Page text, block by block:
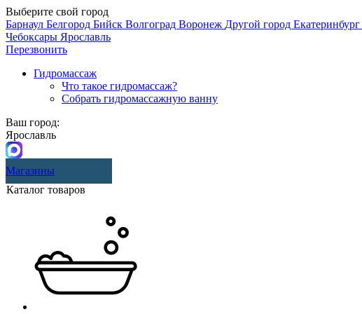
Выберите свой город
Барнаул Белгород Бийск Волгоград Воронеж Другой город Екатеринбург
Чебоксары Ярославль
Перезвонить
Гидромассаж
Что такое гидромассаж?
Собрать гидромассажную ванну
Ваш город:
Ярославль
Магазины
Каталог товаров